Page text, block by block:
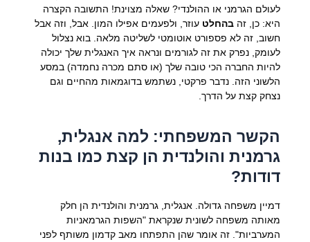
לעולם הגרמני או ההולנדי? שאלה מצוינת! התשובה הקצרה
היא: כן, זה בהחלט עוזר, ולפעמים אפילו המון. אבל, וזה אבל
חשוב, זה לא פספורט אוטומטי לשליטה מלאה. בוא נצלול
לעומק, נפרק את זה לגורמים ונראה איך האנגלית שלך יכולה
להיות החברה הכי טובה שלך (או סתם מכרה נחמדה) במסע
הלשוני הזה. נדבר פרקטי, נשתמש בדוגמאות מהחיים וגם
נצחק קצת על הדרך.
הקשר המשפחתי: למה אנגלית,
גרמנית והולנדית הן קצת כמו בנות
דודות?
דמיין משפחה גדולה. אנגלית, גרמנית והולנדית הן חלק
מאותה משפחה לשונית שנקראת "השפות הגרמאניות
המערביות". זה אומר שהן התפתחו מאב קדמון משותף לפני